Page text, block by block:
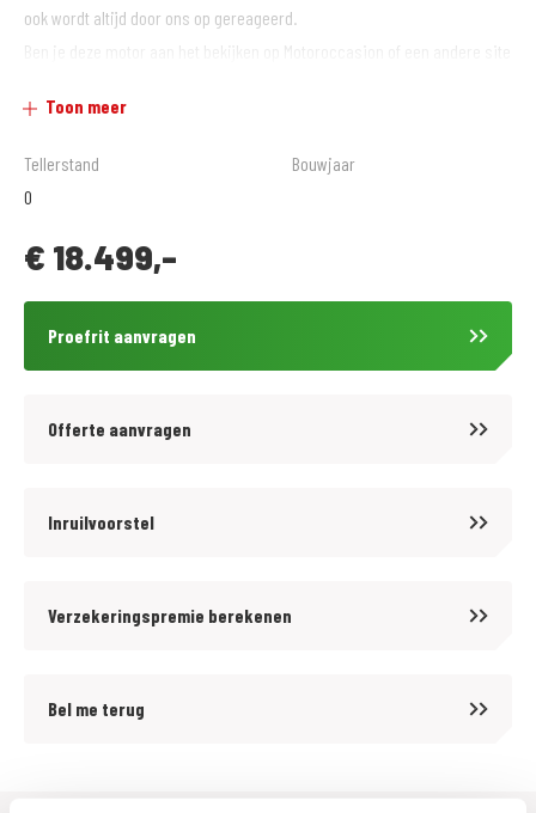
ook wordt altijd door ons op gereageerd.
Ben je deze motor aan het bekijken op Motoroccasion of een andere site
snel naar www.motoportalmere.nl om meer foto`s en een film van de
Ben jij helemaal gek van motoren en op zoek naar een nieuwe uitdaging
beperkt Casco of All-Risk dekking afsluit ontvangt u:
- Tot 80%no-claimkorting
afschrijving!
meeverzekerd
Toon meer
Tellerstand
0
Bouwjaar
€ 18.499,-
Proefrit aanvragen
Offerte aanvragen
Inruilvoorstel
Verzekeringspremie berekenen
Bel me terug